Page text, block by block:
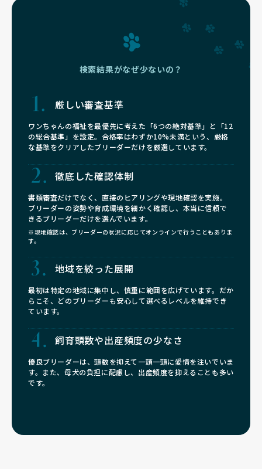
検索結果がなぜ少ないの？
厳しい審査基準
ワンちゃんの福祉を最優先に考えた「6つの絶対基準」と「12
の総合基準」を設定。合格率はわずか10%未満という、厳格
な基準をクリアしたブリーダーだけを厳選しています。
徹底した確認体制
書類審査だけでなく、直接のヒアリングや現地確認を実施。
ブリーダーの姿勢や育成環境を細かく確認し、本当に信頼で
きるブリーダーだけを選んでいます。
※現地確認は、ブリーダーの状況に応じてオンラインで行うこともありま
す。
地域を絞った展開
最初は特定の地域に集中し、慎重に範囲を広げています。だか
らこそ、どのブリーダーも安心して選べるレベルを維持でき
ています。
飼育頭数や出産頻度の少なさ
優良ブリーダーは、頭数を抑えて一頭一頭に愛情を注いでいま
す。また、母犬の負担に配慮し、出産頻度を抑えることも多い
です。